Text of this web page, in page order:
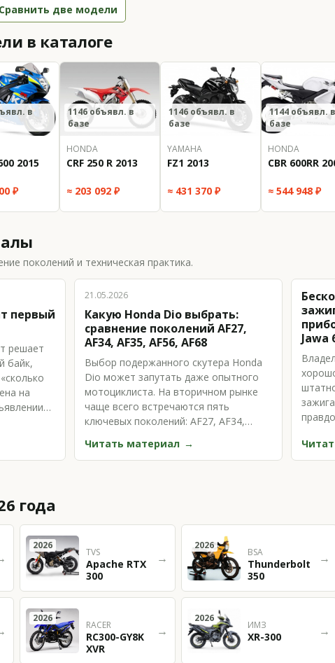
Сравнить две модели
в каталоге
в
2015
₽
1146 объявл. в
базе
HONDA
CRF 250 R 2013
≈ 203 092 ₽
1146 объявл. в
базе
YAMAHA
FZ1 2013
≈ 431 370 ₽
1144 объявл.
базе
HONDA
CBR 600RR
≈ 544 948 ₽
поколений и техническая практика.
первый
решает
байк,
на
21.05.2026
Какую Honda Dio выбрать:
сравнение поколений AF27,
AF34, AF35, AF56, AF68
Выбор подержанного скутера Honda
Dio может запутать даже опытного
мотоциклиста. На вторичном рынке
чаще всего встречаются пять
ключевых поколений: AF27, AF34,
Читать материал
Jawa
года
2026
TVS
Apache RTX
300
→
2026
BSA
Thunderbolt
350
→
2026
RACER
RC300-GY8K
XVR
→
2026
ИМЗ
XR-300 →